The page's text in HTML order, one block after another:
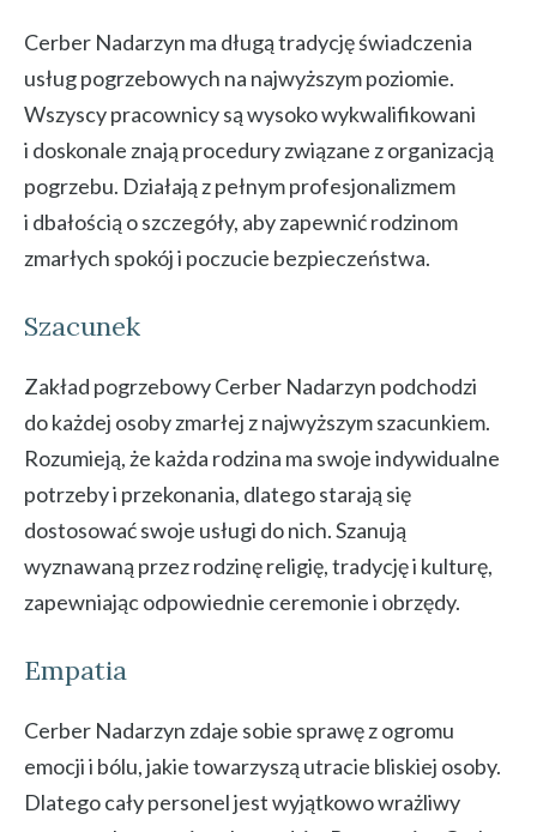
Cerber Nadarzyn ma długą tradycję świadczenia
usług pogrzebowych na najwyższym poziomie.
Wszyscy pracownicy są wysoko wykwalifikowani
i doskonale znają procedury związane z organizacją
pogrzebu. Działają z pełnym profesjonalizmem
i dbałością o szczegóły, aby zapewnić rodzinom
zmarłych spokój i poczucie bezpieczeństwa.
Szacunek
Zakład pogrzebowy Cerber Nadarzyn podchodzi
do każdej osoby zmarłej z najwyższym szacunkiem.
Rozumieją, że każda rodzina ma swoje indywidualne
potrzeby i przekonania, dlatego starają się
dostosować swoje usługi do nich. Szanują
wyznawaną przez rodzinę religię, tradycję i kulturę,
zapewniając odpowiednie ceremonie i obrzędy.
Empatia
Cerber Nadarzyn zdaje sobie sprawę z ogromu
emocji i bólu, jakie towarzyszą utracie bliskiej osoby.
Dlatego cały personel jest wyjątkowo wrażliwy